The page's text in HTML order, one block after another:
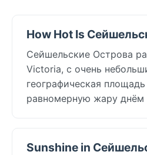
How Hot Is
Сейшельские Острова
Victoria, с очень
географическая
равномерную жару днём
Sunshine in